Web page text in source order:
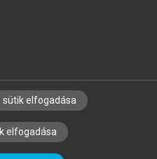
KÖNYVTÁROSOKNAK
ALAPELVEK
sütik elfogadása
elfogadása